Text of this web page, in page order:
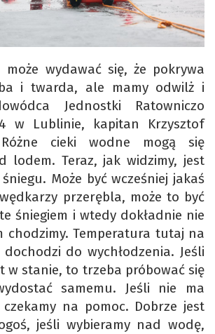
wydawać się, że pokrywa
i twarda, ale mamy odwilż i
Jednostki Ratowniczo
w Lublinie, kapitan Krzysztof
cieki wodne mogą się
lodem. Teraz, jak widzimy, jest
Może być wcześniej jakaś
przerębla, może to być
śniegiem i wtedy dokładnie nie
chodzimy. Temperatura tutaj na
do wychłodzenia. Jeśli
w stanie, to trzeba próbować się
samemu. Jeśli nie ma
na pomoc. Dobrze jest
jeśli wybieramy nad wodę,